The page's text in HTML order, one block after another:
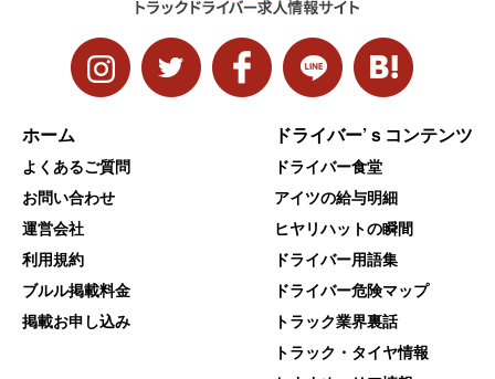
ホーム
よくあるご質問
お問い合わせ
運営会社
利用規約
ブルル掲載料金
掲載お申し込み
ドライバー’ｓコンテンツ
ドライバー食堂
アイツの給与明細
ヒヤリハットの瞬間
ドライバー用語集
ドライバー危険マップ
トラック業界裏話
トラック・タイヤ情報